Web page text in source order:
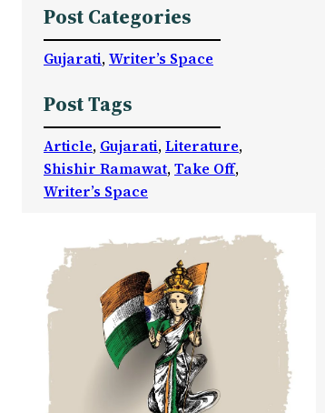
Post Categories
Gujarati, Writer’s Space
Post Tags
Article, Gujarati, Literature
Shishir Ramawat, Take Off
Writer’s Space